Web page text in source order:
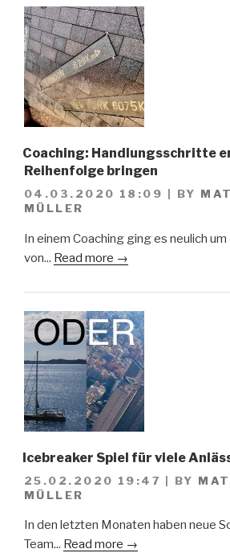
Coaching: Handlungsschritte
Reihenfolge bringen
04.03.2020 18:09 BY
MÜLLER
In einem Coaching ging es neulich
von... Read more →
Icebreaker Spiel für viele
25.02.2020 19:47 | BY
MÜLLER
In den letzten Monaten haben neue
Team... Read more →